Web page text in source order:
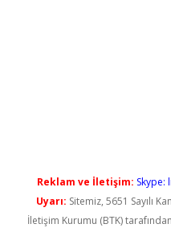
Reklam ve İletişim: Skype:
Uyarı: Sitemiz, 5651 Sayılı
İletişim Kurumu (BTK)